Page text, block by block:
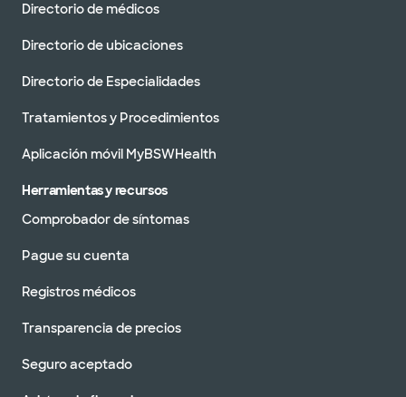
Directorio de médicos
Directorio de ubicaciones
Directorio de Especialidades
Tratamientos y Procedimientos
Aplicación móvil MyBSWHealth
Herramientas y recursos
Comprobador de síntomas
Pague su cuenta
Registros médicos
Transparencia de precios
Seguro aceptado